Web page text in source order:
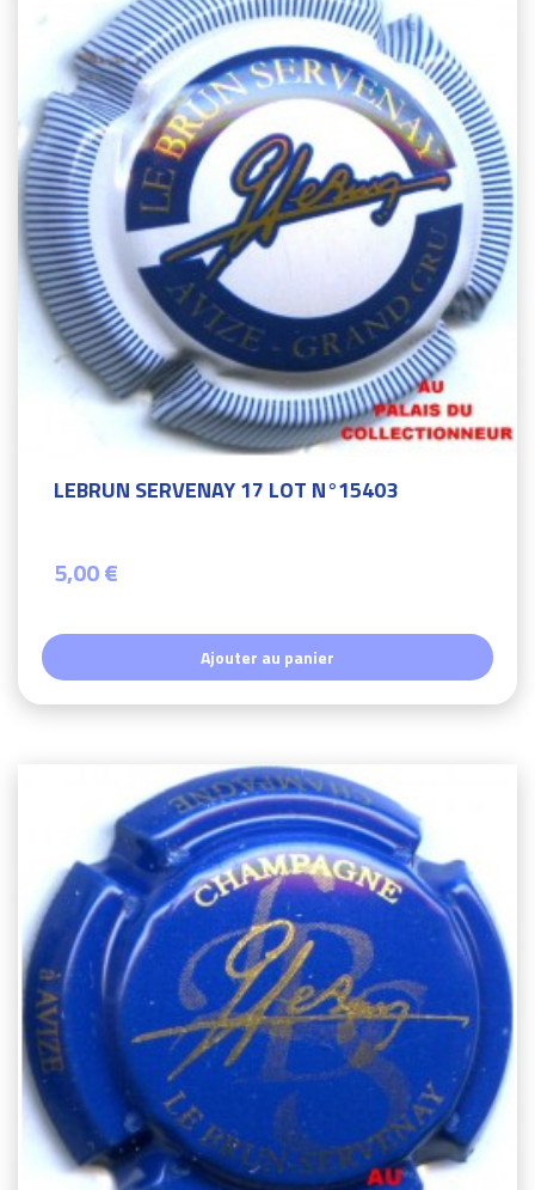
LEBRUN SERVENAY 17 LOT N°15403
5,00 €
Ajouter au panier